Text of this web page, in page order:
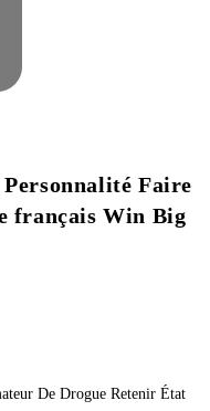
Faire
français Win Big
De Drogue Retenir État